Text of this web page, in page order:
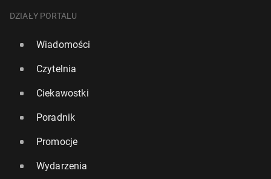
DZIAŁY PORTALU
Wiadomości
Czytelnia
Ciekawostki
Poradnik
Promocje
Wydarzenia